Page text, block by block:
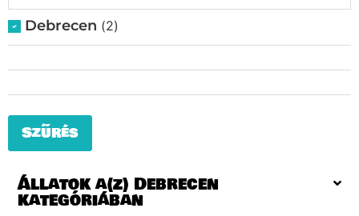
Debrecen (2)
Szűrés
Állatok a(z) Debrecen
kategóriában